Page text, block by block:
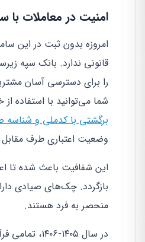
امنیت در معاملات با
امروزه بدون ثبت در این
قانونی ندارد. بانک سپه
را برای دسترسی آسان
شما می‌توانید با استفاده
برگشتی با کدملی و شناسه
وضعیت اعتباری طرف مقابل
این شفافیت باعث شده تا
منحصر به فرد هستند.
در سال ۱۴۰۵-